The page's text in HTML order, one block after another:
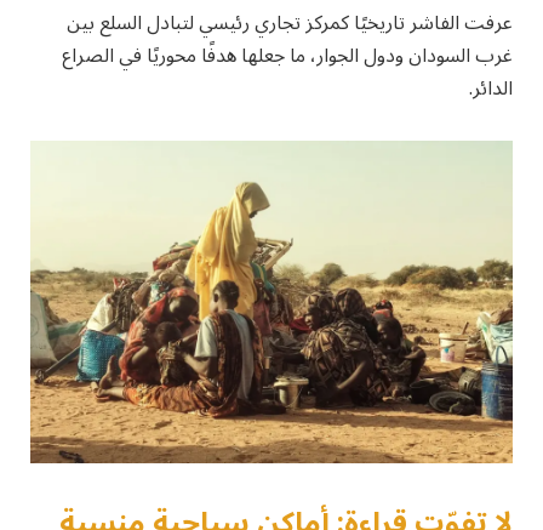
عرفت الفاشر تاريخيًا كمركز تجاري رئيسي لتبادل السلع بين
غرب السودان ودول الجوار، ما جعلها هدفًا محوريًا في الصراع
الدائر.